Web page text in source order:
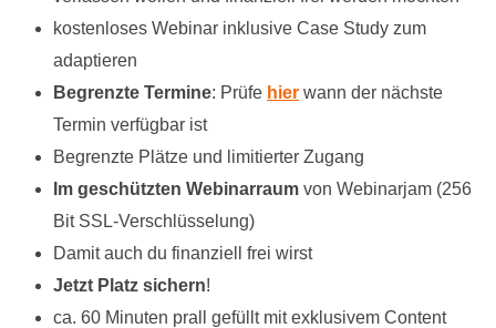
kostenloses Webinar inklusive Case Study zum
adaptieren
Begrenzte Termine: Prüfe hier wann der nächste
Termin verfügbar ist
Begrenzte Plätze und limitierter Zugang
Im geschützten Webinarraum von Webinarjam (256
Bit SSL-Verschlüsselung)
Damit auch du finanziell frei wirst
Jetzt Platz sichern!
ca. 60 Minuten prall gefüllt mit exklusivem Content